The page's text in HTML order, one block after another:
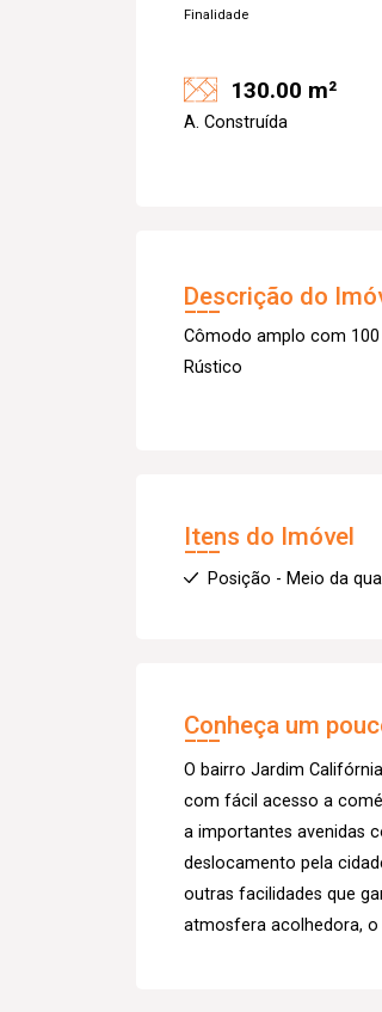
Finalidade
130.00 m²
A. Construída
Descrição do
Cômodo amplo com 100
Rústico
Itens do Imóvel
Posição - Meio da
Conheça um
O bairro Jardim
com fácil acesso a
a importantes avenidas
deslocamento pela
outras facilidades que
atmosfera acolhedora, o